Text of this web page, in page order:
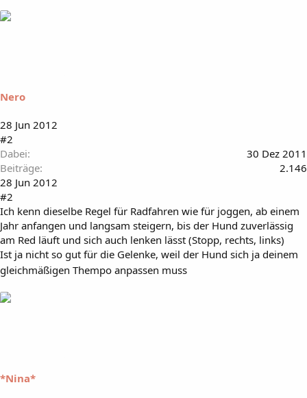
Nero
28 Jun 2012
#2
Dabei
30 Dez 2011
Beiträge
2.146
28 Jun 2012
#2
Ich kenn dieselbe Regel für Radfahren wie für joggen, ab einem
Jahr anfangen und langsam steigern, bis der Hund zuverlässig
am Red läuft und sich auch lenken lässt (Stopp, rechts, links)
Ist ja nicht so gut für die Gelenke, weil der Hund sich ja deinem
gleichmäßigen Thempo anpassen muss
*Nina*